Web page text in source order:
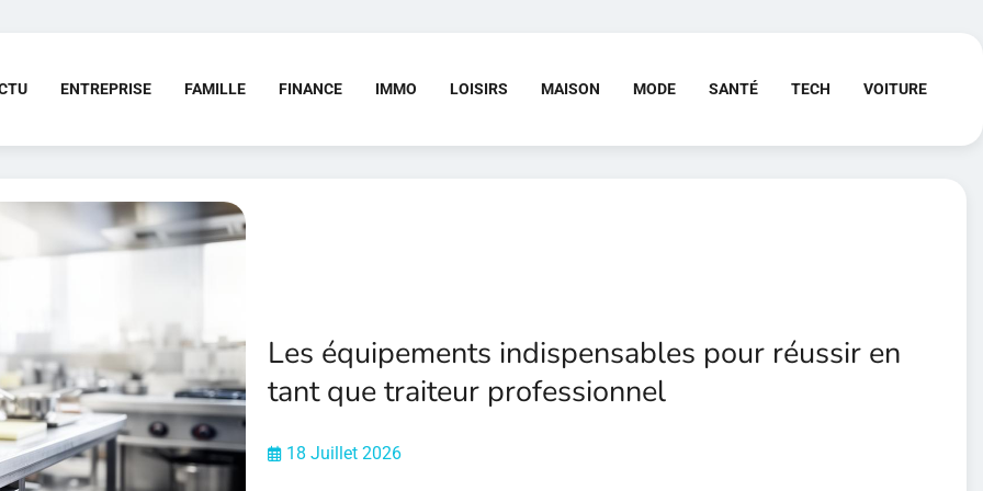
ENTREPRISE FAMILLE FINANCE IMMO LOISIRS MAISON MODE SANTÉ TECH VOITURE
Les équipements indispensables pour réussir en
tant que traiteur professionnel
18 Juillet 2026